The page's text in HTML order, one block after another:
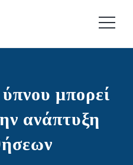
μπορεί
ανάπτυξη